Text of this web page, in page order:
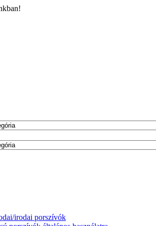
irodai porszívók